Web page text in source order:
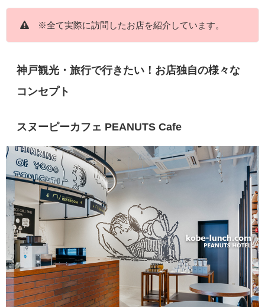
※全て実際に訪問したお店を紹介しています。
神戸観光・旅行で行きたい！お店独自の様々な
コンセプト
スヌーピーカフェ PEANUTS Cafe